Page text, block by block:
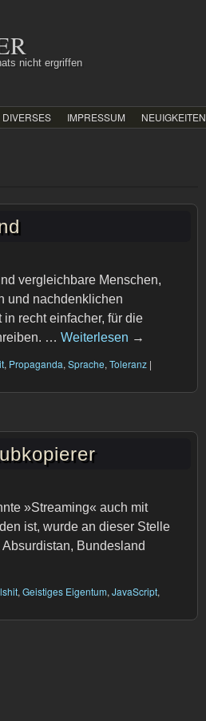
nicht ergriffen
DIVERSES IMPRESSUM NEUIGKEITEN
vergleichbare Menschen,
und nachdenklichen
recht einfacher, für die
… Weiterlesen →
, Propaganda, Sprache, Toleranz |
»Streaming« auch mit
ist, wurde an dieser Stelle
Bundesland
, Geistiges Eigentum, JavaScript,